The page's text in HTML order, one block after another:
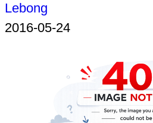
Lebong
2016-05-24